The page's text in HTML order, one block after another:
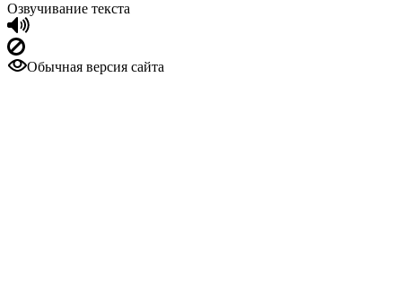
Озвучивание текста
Обычная версия сайта